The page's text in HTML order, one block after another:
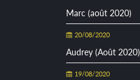
Marc (août 2020)
20/08/2020
Audrey (Août 2020)
19/08/2020